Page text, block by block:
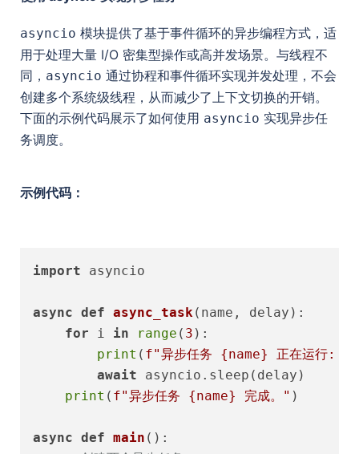
asyncio 模块提供了基于事件循环的异步编程方式，适
用于处理大量 I/O 密集型操作或高并发场景。与线程不
同， asyncio 通过协程和事件循环实现并发处理，不会
创建多个系统级线程，从而减少了上下文切换的开销。
下面的示例代码展示了如何使用 asyncio 实现异步任
务调度。
示例代码：
import asyncio
async def async_task ( name, delay ):
for i in range ( 3 ):
print ( f"异步任务 {name} 正在运行:
await asyncio.sleep(delay)
print ( f"异步任务 {name} 完成。" )
async def main ():